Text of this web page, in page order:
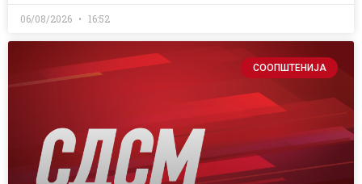
06/08/2026 16:52
СООПШТЕНИЈА